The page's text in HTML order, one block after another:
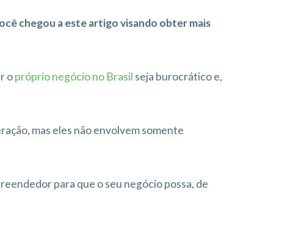
chegou a este artigo visando obter mais
opróprio negócio no Brasil seja burocrático e,
mas eles não envolvem somente
para que o seu negócio possa, de